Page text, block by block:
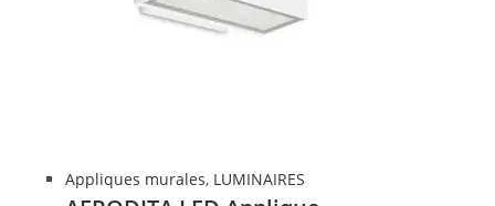
Appliques murales, LUMINAIRES